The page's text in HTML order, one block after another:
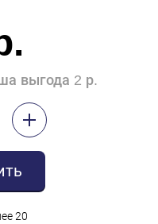
выгода 2 р.
20